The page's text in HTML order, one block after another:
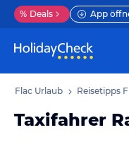
% Deals App
en Flac Urlaub Reisetipps
Taxifahrer